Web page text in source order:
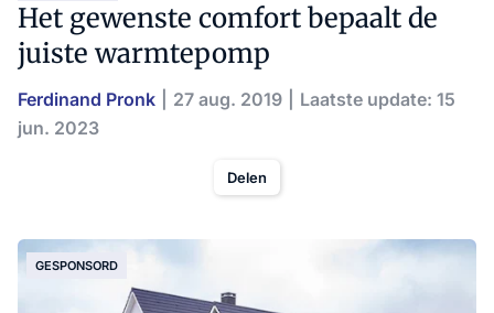
Het gewenste comfort bepaalt de
juiste warmtepomp
Ferdinand Pronk 27 aug. 2019
Laatste update: 15
jun. 2023
Delen
GESPONSORD